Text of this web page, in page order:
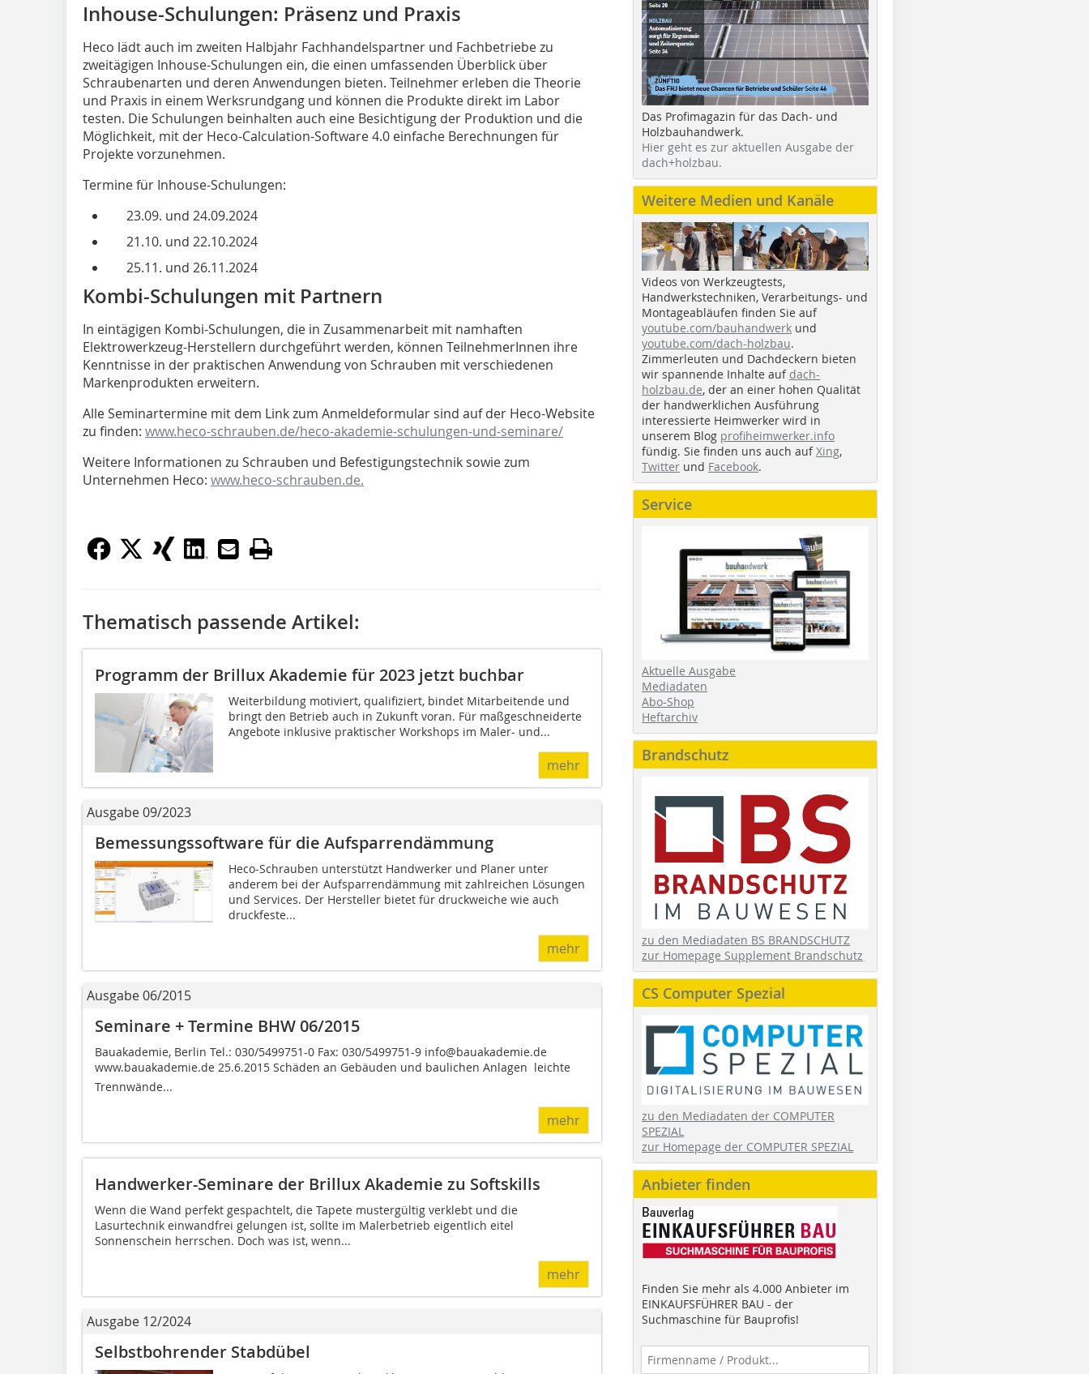
Inhouse-Schulungen: Präsenz und Praxis
Heco lädt auch im zweiten Halbjahr Fachhandelspartner und Fachbetriebe zu
zweitägigen Inhouse-Schulungen ein, die einen umfassenden Überblick über
Schraubenarten und deren Anwendungen bieten. Teilnehmer erleben die Theorie
und Praxis in einem Werksrundgang und können die Produkte direkt im Labor
testen. Die Schulungen beinhalten auch eine Besichtigung der Produktion und die
Möglichkeit, mit der Heco-Calculation-Software 4.0 einfache Berechnungen für
Projekte vorzunehmen.
Termine für Inhouse-Schulungen:
23.09. und 24.09.2024
21.10. und 22.10.2024
25.11. und 26.11.2024
Kombi-Schulungen mit Partnern
In eintägigen Kombi-Schulungen, die in Zusammenarbeit mit namhaften
Elektrowerkzeug-Herstellern durchgeführt werden, können TeilnehmerInnen ihre
Kenntnisse in der praktischen Anwendung von Schrauben mit verschiedenen
Markenprodukten erweitern.
Alle Seminartermine mit dem Link zum Anmeldeformular sind auf der Heco-Website
zu finden: www.heco-schrauben.de/heco-akademie-schulungen-und-seminare/
Weitere Informationen zu Schrauben und Befestigungstechnik sowie zum
Unternehmen Heco: www.heco-schrauben.de.
Thematisch passende Artikel:
Programm der Brillux Akademie für 2023 jetzt buchbar
Weiterbildung motiviert, qualifiziert, bindet Mitarbeitende und
bringt den Betrieb auch in Zukunft voran. Für maßgeschneiderte
Angebote inklusive praktischer Workshops im Maler- und...
mehr
Ausgabe 09/2023
Bemessungssoftware für die Aufsparrendämmung
Heco-Schrauben unterstützt Handwerker und Planer unter
anderem bei der Aufsparrendämmung mit zahlreichen Lösungen
und Services. Der Hersteller bietet für druckweiche wie auch
druckfeste...
mehr
Ausgabe 06/2015
Seminare + Termine BHW 06/2015
Bauakademie, Berlin Tel.: 030/5499751-0 Fax: 030/5499751-9 info@bauakademie.de
www.bauakademie.de 25.6.2015 Schäden an Gebäuden und baulichen Anlagen  leichte
Trennwände...
mehr
Handwerker-Seminare der Brillux Akademie zu Softskills
Wenn die Wand perfekt gespachtelt, die Tapete mustergültig verklebt und die
Lasurtechnik einwandfrei gelungen ist, sollte im Malerbetrieb eigentlich eitel
Sonnenschein herrschen. Doch was ist, wenn...
mehr
Ausgabe 12/2024
Selbstbohrender Stabdübel
Das Profimagazin für das Dach- und
Holzbauhandwerk.
Hier geht es zur aktuellen Ausgabe der
dach+holzbau.
Weitere Medien und Kanäle
Videos von Werkzeugtests,
Handwerkstechniken, Verarbeitungs- und
Montageabläufen finden Sie auf
youtube.com/bauhandwerk und
youtube.com/dach-holzbau.
Zimmerleuten und Dachdeckern bieten
wir spannende Inhalte auf dach-
holzbau.de, der an einer hohen Qualität
der handwerklichen Ausführung
interessierte Heimwerker wird in
unserem Blog profiheimwerker.info
fündig. Sie finden uns auch aufXing,
Twitter und Facebook.
Service
Aktuelle Ausgabe
Mediadaten
Abo-Shop
Heftarchiv
Brandschutz
zu den Mediadaten BS BRANDSCHUTZ
zur Homepage Supplement Brandschutz
CS Computer Spezial
zu den Mediadaten der COMPUTER
SPEZIAL
zur Homepage der COMPUTER SPEZIAL
Anbieter finden
Finden Sie mehr als 4.000 Anbieter im
EINKAUFSFÜHRER BAU - der
Suchmaschine für Bauprofis!